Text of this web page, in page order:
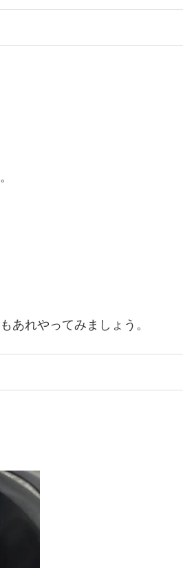
あれやってみましょう。